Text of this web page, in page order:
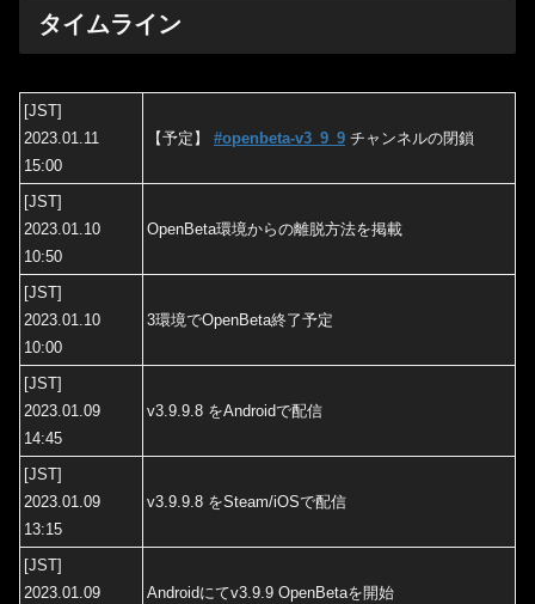
タイムライン
[JST]
2023.01.11
15:00
【予定】 #openbeta-v3_9_9 チャンネルの閉鎖
[JST]
2023.01.10
10:50
OpenBeta環境からの離脱方法を掲載
[JST]
2023.01.10
10:00
3環境でOpenBeta終了予定
[JST]
2023.01.09
14:45
v3.9.9.8 をAndroidで配信
[JST]
2023.01.09
13:15
v3.9.9.8 をSteam/iOSで配信
[JST]
2023.01.09
Androidにてv3.9.9 OpenBetaを開始